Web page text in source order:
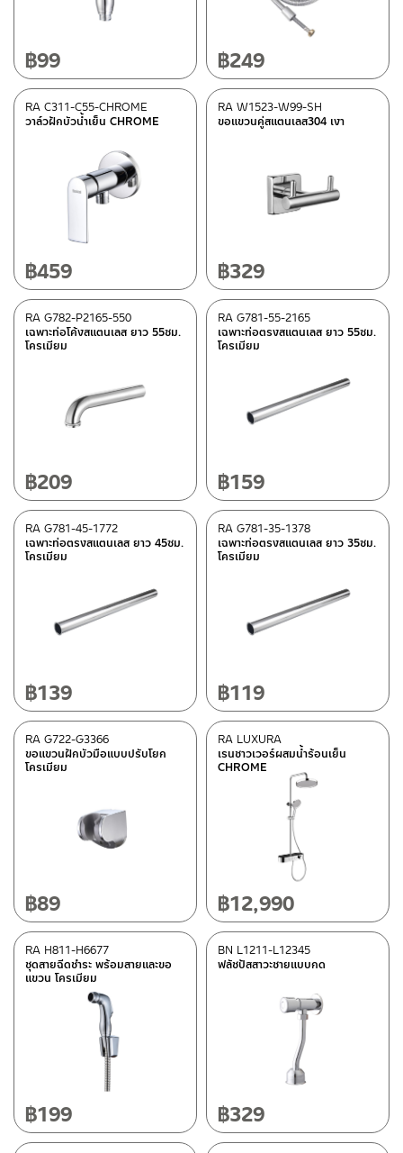
BEN-fittings
PAINI-fittings(24)
Rasland-Accessories
Rasland-Fittings
Schell-fittings(6)
คอลเลคชั่น
OVO COLLECTION
สถานะสินค้า
New Arrival สินค้าใหม่ ปี 2026
สถานะสินค้าขายปกติ
มีสต็อกปกติ
฿99 ฿249
วาล์วฝักบัวน้ำเย็น CHROME
RA C311-C55-CHROME
฿459
ขอแขวนคู่สแตนเลส304 เงา
RA W1523-W99-SH
฿329
เฉพาะท่อโค้งสแตนเลส ยาว 55ซม.
โครเมียม
RA G782-P2165-550
฿209
เฉพาะท่อตรงสแตนเลส ยาว 55ซม.
โครเมียม
RA G781-55-2165
฿159
เฉพาะท่อตรงสแตนเลส ยาว 45ซม.
โครเมียม
RA G781-45-1772
฿139
เฉพาะท่อตรงสแตนเลส ยาว 35ซม.
โครเมียม
RA G781-35-1378
฿119
ขอแขวนฝักบัวมือแบบปรับโยก
โครเมียม
RA G722-G3366
฿89
เรนชาวเวอร์ผสมน้ำร้อนเย็น
CHROME
RA LUXURA
฿12,990
ชุดสายฉีดชำระ พร้อมสายและขอ
แขวน โครเมียม
RA H811-H6677
฿199
ฟลัชปัสสาวะชายแบบกด
BN L1211-L12345
฿329